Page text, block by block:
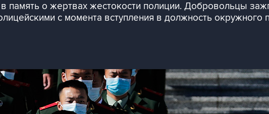
о жертвах жестокости полиции. Добровольцы
с момента вступления в должность